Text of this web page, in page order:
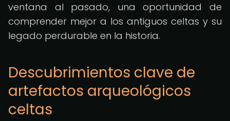
ventana al pasado, una oportunidad de
comprender mejor a los antiguos celtas y su
legado perdurable en la historia.
Descubrimientos clave de
artefactos arqueológicos
celtas